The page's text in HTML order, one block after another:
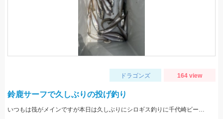
ドラゴンズ 164 view
鈴鹿サーフで久しぶりの投げ釣り
いつもは筏がメインですが本日は久しぶりにシロギス釣りに千代崎ビーチへ 早朝にイシグロの自販機でゴールドイソメを購入しいざ千代崎ビーチへ、先客がたくさんいました。最初はセイゴの赤ちゃんが餌取りで苦労しましたが徐々にシロギスがヒットし帰る頃には他の魚の食い残しのエサでも食いついてきました。